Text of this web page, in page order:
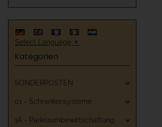
Select Language ▼
Kategorien
SONDERPOSTEN
01 - Schrankensysteme
1A - Parkraumbewirtschaftung